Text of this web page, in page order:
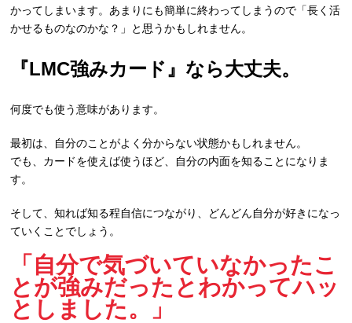
かってしまいます。あまりにも簡単に終わってしまうので「長く活
かせるものなのかな？」と思うかもしれません。
『LMC強みカード』なら大丈夫。
何度でも使う意味があります。
最初は、自分のことがよく分からない状態かもしれません。
でも、カードを使えば使うほど、自分の内面を知ることになりま
す。
そして、知れば知る程自信につながり、どんどん自分が好きになっ
ていくことでしょう。
「自分で気づいていなかったこ
とが強みだったとわかってハッ
としました。」